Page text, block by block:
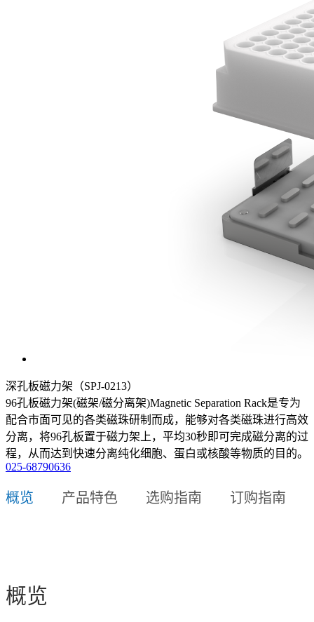
深孔板磁力架（SPJ-0213）
96孔板磁力架(磁架/磁分离架)Magnetic Separation Rack是专为
配合市面可见的各类磁珠研制而成，能够对各类磁珠进行高效
分离，将96孔板置于磁力架上，平均30秒即可完成磁分离的过
程，从而达到快速分离纯化细胞、蛋白或核酸等物质的目的。
025-68790636
概览 产品特色 选购指南 订购指南
概览